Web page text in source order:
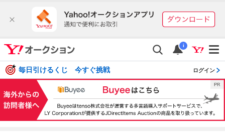
i
毎日引けるくじ 今すぐ挑戦 ログイン